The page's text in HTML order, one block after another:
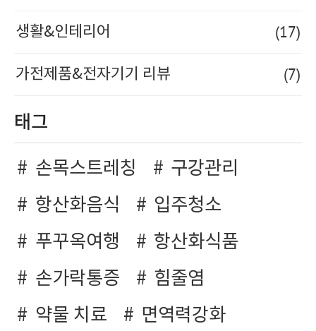
생활&인테리어 (17)
가전제품&전자기기 리뷰 (7)
태그
손목스트레칭
구강관리
항산화음식
입주청소
푸꾸옥여행
항산화식품
손가락통증
힘줄염
약물 치료
면역력강화